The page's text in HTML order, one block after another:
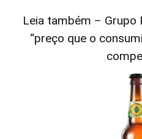
Leia também –
“preço que o